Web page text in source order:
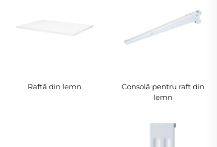
Raftă din lemn
Consolă pentru raft din
lemn